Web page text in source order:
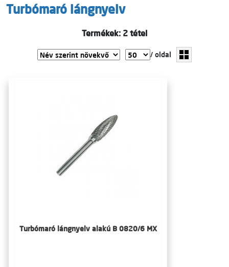
Turbómaró lángnyelv
Termékek: 2 tétel
/ oldal
Turbómaró lángnyelv alakú B 0820/6 MX